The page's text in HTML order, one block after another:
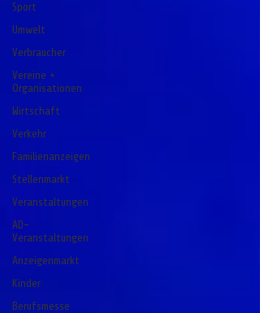
Sport
Umwelt
Verbraucher
Vereine +
Organisationen
Wirtschaft
Verkehr
Familienanzeigen
Stellenmarkt
Veranstaltungen
AD-
Veranstaltungen
Anzeigenmarkt
Kinder
Berufsmesse